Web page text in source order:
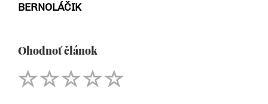
BERNOLÁČIK
Ohodnoť článok